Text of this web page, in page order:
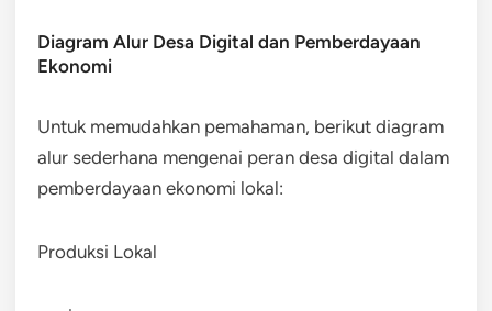
Diagram Alur Desa Digital dan Pemberdayaan
Ekonomi
Untuk memudahkan pemahaman, berikut diagram
alur sederhana mengenai peran desa digital dalam
pemberdayaan ekonomi lokal:
Produksi Lokal